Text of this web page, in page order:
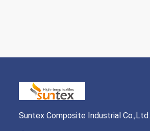
Suntex Composite Industrial Co.,Ltd.